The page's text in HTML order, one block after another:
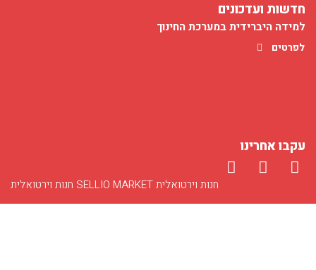
צרו קשר
חדשות ועדכונים
לפרטים
הכשרת מדריכים במגזר החרדי
לפרטים